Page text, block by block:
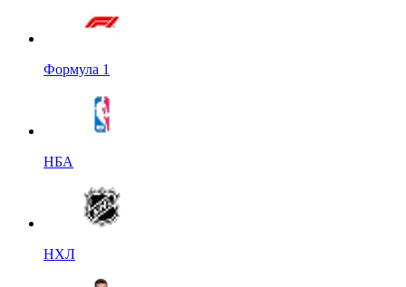
Формула 1
НБА
НХЛ